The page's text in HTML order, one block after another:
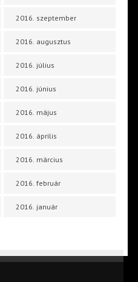
2016. szeptember
2016. augusztus
2016. július
2016. június
2016. május
2016. április
2016. március
2016. február
2016. január